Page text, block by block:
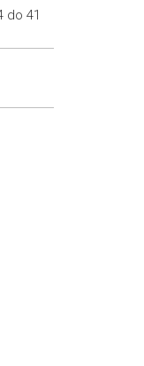
do 41